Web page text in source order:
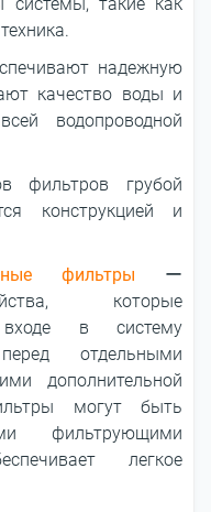
надежную
качество воды и
водопроводной
фильтров грубой
конструкцией и
фильтры ー
которые
в систему
отдельными
дополнительной
могут быть
фильтрующими
легкое